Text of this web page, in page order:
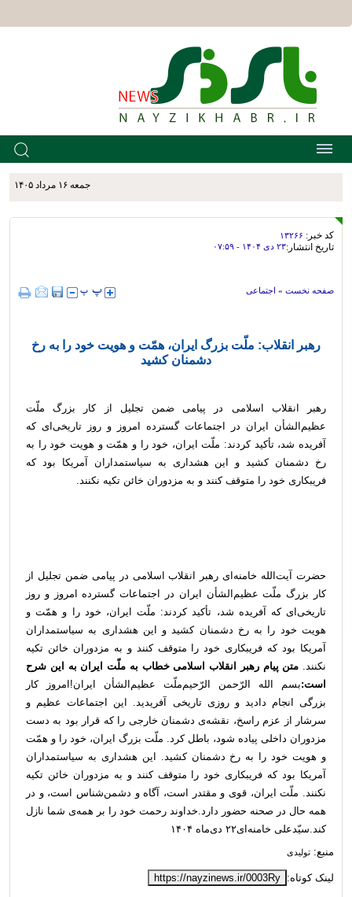
جمعه ۱۶ مرداد ۱۴۰۵
کد خبر: ۱۳۲۶۶
تاریخ انتشار:۲۳ دی ۱۴۰۴ - ۰۷:۵۹
صفحه نخست » اجتماعی
رهبر انقلاب: ملّت بزرگ ایران، همّت و هویت خود را به رخ
دشمنان کشید
رهبر انقلاب اسلامی در پیامی ضمن تجلیل از کار بزرگ ملّت
عظیم‌الشأن ایران در اجتماعات گسترده امروز و روز تاریخی‌ای که
آفریده شد، تأکید کردند: ملّت ایران، خود را و همّت و هویت خود را به
رخ دشمنان کشید و این هشداری به سیاستمداران آمریکا بود که
فریبکاری خود را متوقف کنند و به مزدوران خائن تکیه نکنند.
حضرت آیت‌الله خامنه‌ای رهبر انقلاب اسلامی در پیامی ضمن تجلیل از
کار بزرگ ملّت عظیم‌الشأن ایران در اجتماعات گسترده امروز و روز
تاریخی‌ای که آفریده شد، تأکید کردند: ملّت ایران، خود را و همّت و
هویت خود را به رخ دشمنان کشید و این هشداری به سیاستمداران
آمریکا بود که فریبکاری خود را متوقف کنند و به مزدوران خائن تکیه
نکنند. متن پیام رهبر انقلاب اسلامی خطاب به ملّت ایران به این شرح‌
است:بسم الله الرّحمن الرّحیمملّت عظیم‌الشأن ایران! امروز کار
بزرگی انجام دادید و روزی تاریخی آفریدید. این اجتماعات عظیم و
سرشار از عزم راسخ، نقشه‌ی دشمنان خارجی را که قرار بود به دست
مزدوران داخلی پیاده شود، باطل کرد. ملّت بزرگ ایران، خود را و همّت
و هویت خود را به رخ دشمنان کشید. این هشداری به سیاستمداران
آمریکا بود که فریبکاری خود را متوقف کنند و به مزدوران خائن تکیه
نکنند. ملّت ایران، قوی و مقتدر است، آگاه و دشمن‌شناس است، و در
همه حال در صحنه حضور دارد.خداوند رحمت خود را بر همه‌ی شما نازل
کند.سیّدعلی خامنه‌ای۲۲ دی‌ماه ۱۴۰۴
منبع: تولیدی
لینک کوتاه: https://nayzinews.ir/0003Ry